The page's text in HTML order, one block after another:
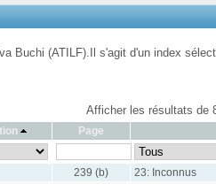
Buchi (ATILF).Il s'agit d'un index
Afficher les résultats de
Page
239 (b)
23: Inconnus